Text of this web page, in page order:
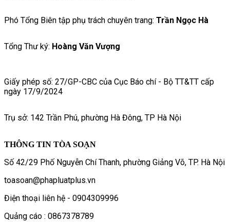
Phó Tổng Biên tập phụ trách chuyên trang: Trần Ngọc Hà
Tổng Thư ký: Hoàng Văn Vượng
Giấy phép số: 27/GP-CBC của Cục Báo chí - Bộ TT&TT cấp
ngày 17/9/2024
Trụ sở: 142 Trần Phú, phường Hà Đông, TP Hà Nội
THÔNG TIN TÒA SOẠN
Số 42/29 Phố Nguyễn Chí Thanh, phường Giảng Võ, TP. Hà Nội
toasoan@phapluatplus.vn
Điện thoại liên hệ - 0904309996
Quảng cáo : 0867378789